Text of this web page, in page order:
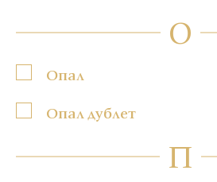
О
Опал
Опал дублет
П